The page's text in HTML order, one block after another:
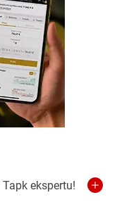
Tapk ekspertu!